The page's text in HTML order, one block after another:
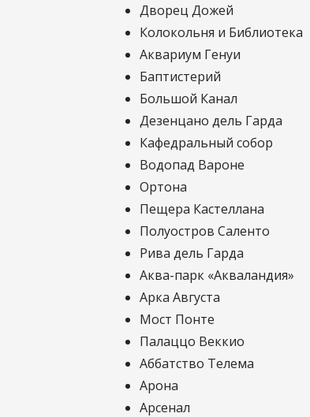
Дворец Дожей
Колокольня и Библиотека
Аквариум Генуи
Баптистерий
Большой Канал
Дезенцано дель Гарда
Кафедральный собор
Водопад Вароне
Ортона
Пещера Кастеллана
Полуостров Саленто
Рива дель Гарда
Аква-парк «Акваландия»
Арка Августа
Мост Понте
Палаццо Веккио
Аббатство Телема
Арона
Арсенал